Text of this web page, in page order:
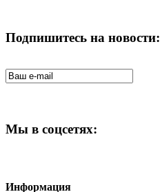
Подпишитесь на новости:
Мы в соцсетях:
Информация